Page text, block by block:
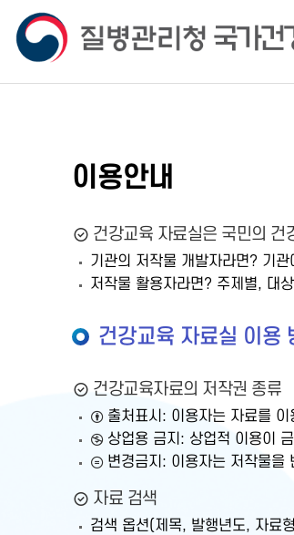
이용안내
건강교육 자료실은 국민의 건
기관의 저작물 개발자라면? 기
저작물 활용자라면? 주제별, 대
건강교육 자료실 이용
건강교육자료의 저작권 종류
출처표시: 이용자는 자료를
상업용 금지: 상업적 이용이
변경금지: 이용자는 저작물
자료 검색
검색 옵션(제목, 발행년도, 자료